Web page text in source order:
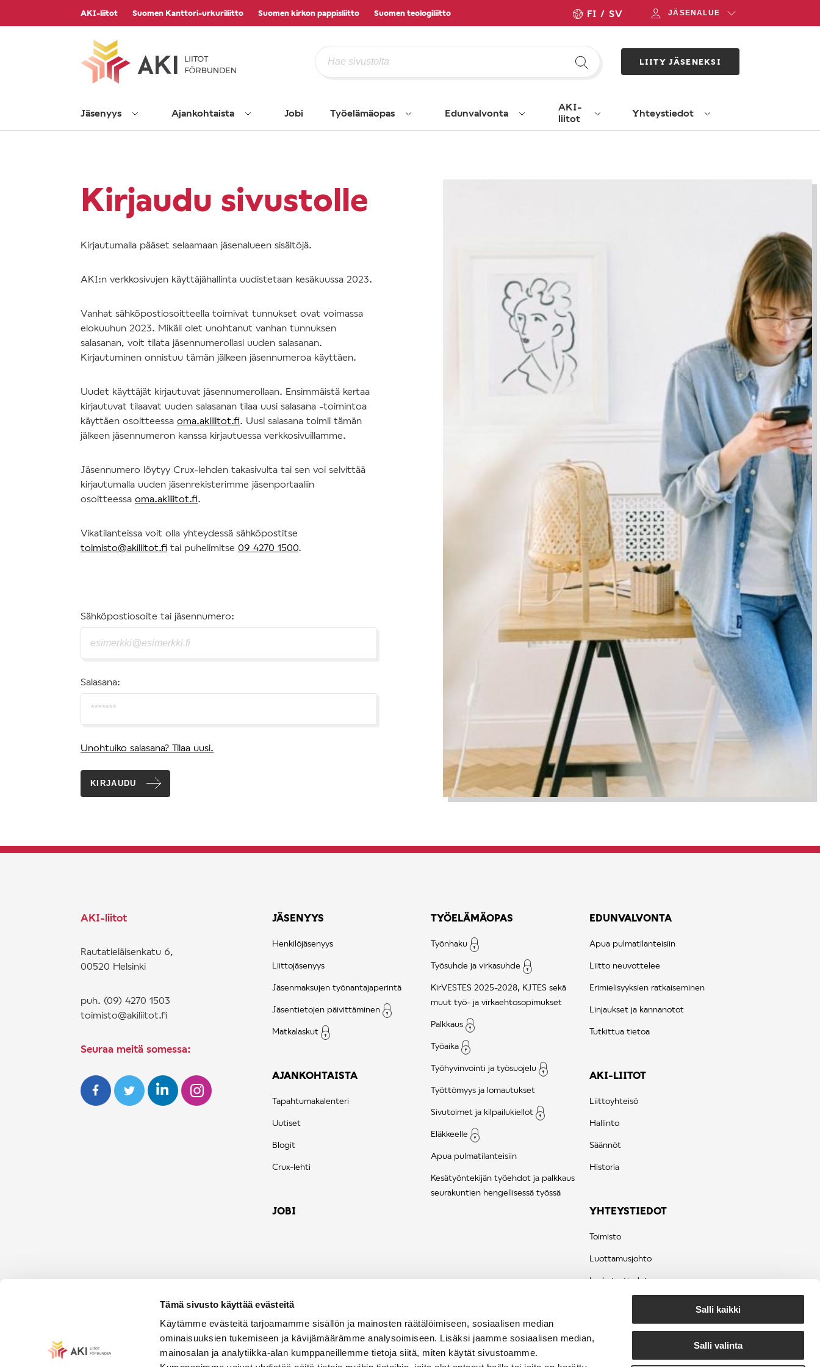
Tämä sivusto käyttää evästeitä
Käytämme evästeitä tarjoamamme sisällön ja mainosten räätälöimiseen, sosiaalisen median
ominaisuuksien tukemiseen ja kävijämäärämme analysoimiseen. Lisäksi jaamme sosiaalisen median,
mainosalan ja analytiikka-alan kumppaneillemme tietoja siitä, miten käytät sivustoamme.
Salli kaikki
Salli valinta
AKI-liitot Suomen Kanttori-urkuriliitto Suomen kirkon pappisliitto Suomen teologiliitto FI SV JÄSENALUE
LIITY JÄSENEKSI
Jäsenyys Ajankohtaista Jobi Työelämäopas Edunvalvonta
AKI-
liitot
Yhteystiedot
Kirjaudu sivustolle
Kirjautumalla pääset selaamaan jäsenalueen sisältöjä.
AKI:n verkkosivujen käyttäjähallinta uudistetaan kesäkuussa 2023.
Vanhat sähköpostiosoitteella toimivat tunnukset ovat voimassa
elokuuhun 2023. Mikäli olet unohtanut vanhan tunnuksen
salasanan, voit tilata jäsennumerollasi uuden salasanan.
Kirjautuminen onnistuu tämän jälkeen jäsennumeroa käyttäen.
Uudet käyttäjät kirjautuvat jäsennumerollaan. Ensimmäistä kertaa
kirjautuvat tilaavat uuden salasanan tilaa uusi salasana -toimintoa
käyttäen osoitteessa oma.akiliitot.fi. Uusi salasana toimii tämän
jälkeen jäsennumeron kanssa kirjautuessa verkkosivuillamme.
Jäsennumero löytyy Crux-lehden takasivulta tai sen voi selvittää
kirjautumalla uuden jäsenrekisterimme jäsenportaaliin
osoitteessa oma.akiliitot.fi.
Vikatilanteissa voit olla yhteydessä sähköpostitse
toimisto@akiliitot.fi tai puhelimitse 09 4270 1500.
Sähköpostiosoite tai jäsennumero:
Salasana:
Unohtuiko salasana? Tilaa uusi.
KIRJAUDU
AKI-liitot
Rautatieläisenkatu 6,
00520 Helsinki
puh. (09) 4270 1503
toimisto@akiliitot.fi
Seuraa meitä somessa:
JÄSENYYS
Henkilöjäsenyys
Liittojäsenyys
Jäsenmaksujen työnantajaperintä
Jäsentietojen päivittäminen
Matkalaskut
AJANKOHTAISTA
Tapahtumakalenteri
Uutiset
Blogit
Crux-lehti
JOBI
TYÖELÄMÄOPAS
Työnhaku
Työsuhde ja virkasuhde
KirVESTES 2025-2028, KJTES sekä
muut työ- ja virkaehtosopimukset
Palkkaus
Työaika
Työhyvinvointi ja työsuojelu
Työttömyys ja lomautukset
Sivutoimet ja kilpailukiellot
Eläkkeelle
Apua pulmatilanteisiin
Kesätyöntekijän työehdot ja palkkaus
seurakuntien hengellisessä työssä
EDUNVALVONTA
Apua pulmatilanteisiin
Liitto neuvottelee
Erimielisyyksien ratkaiseminen
Linjaukset ja kannanotot
Tutkittua tietoa
AKI-LIITOT
Liittoyhteisö
Hallinto
Säännöt
Historia
YHTEYSTIEDOT
Toimisto
Luottamusjohto
Laskutustiedot